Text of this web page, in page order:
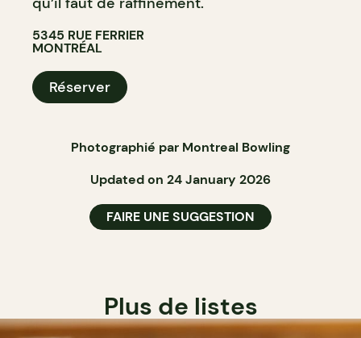
5345 RUE FERRIER
MONTRÉAL
Réserver
Photographié par Montreal Bowling
Updated on 24 January 2026
FAIRE UNE SUGGESTION
Plus de listes